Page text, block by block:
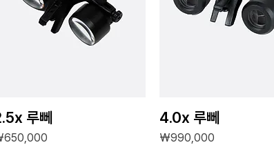
루뻬
격
4.0x 루뻬
가격
₩990,000